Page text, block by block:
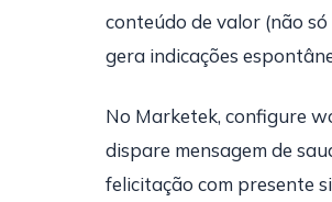
conteúdo de valor (não
gera indicações
No Marketek, configure
dispare mensagem de
felicitação com presente